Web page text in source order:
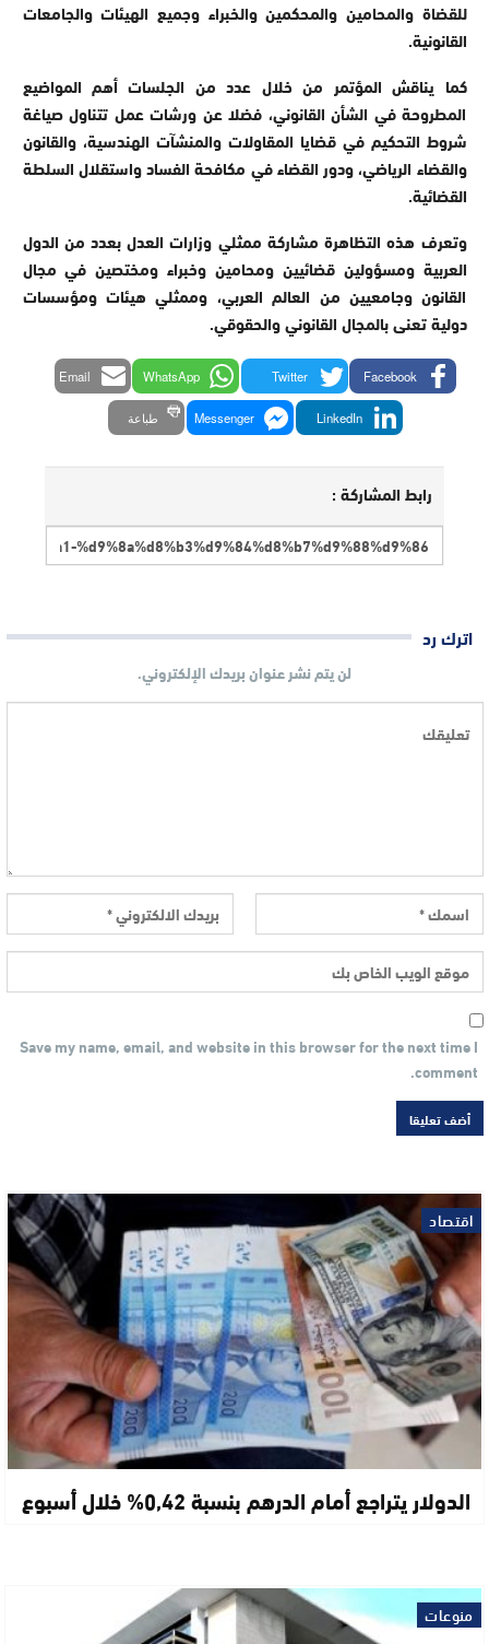
للقضاة والمحامين والمحكمين والخبراء وجميع الهيئات والجامعات
القانونية.
كما يناقش المؤتمر من خلال عدد من الجلسات أهم المواضيع
المطروحة في الشأن القانوني، فضلا عن ورشات عمل تتناول صياغة
شروط التحكيم في قضايا المقاولات والمنشآت الهندسية، والقانون
والقضاء الرياضي، ودور القضاء في مكافحة الفساد واستقلال السلطة
القضائية.
وتعرف هذه التظاهرة مشاركة ممثلي وزارات العدل بعدد من الدول
العربية ومسؤولين قضائيين ومحامين وخبراء ومختصين في مجال
القانون وجامعيين من العالم العربي، وممثلي هيئات ومؤسسات
دولية تعنى بالمجال القانوني والحقوقي.
Facebook
Twitter
WhatsApp
Email
LinkedIn
Messenger طباعة
رابط المشاركة :
اترك رد
لن يتم نشر عنوان بريدك الإلكتروني.
Save my name, email, and website in this browser for the next time I
comment.
اقتصاد
الدولار يتراجع أمام الدرهم بنسبة 0,42% خلال أسبوع
منوعات